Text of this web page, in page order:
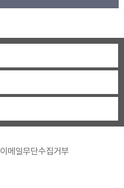
이메일무단수집거부